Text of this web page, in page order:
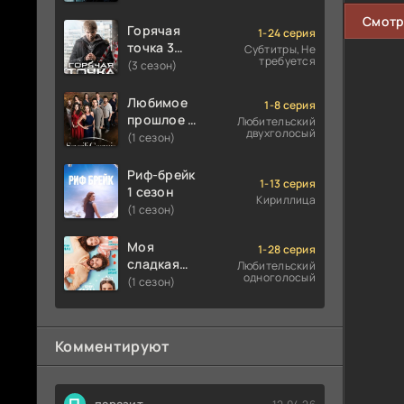
Горячая
точка 3
сезон
(3 сезон)
1-24 серия
Субтитры, Не
требуется
Любимое
прошлое 1
сезон
(1 сезон)
1-8 серия
Любительский
двухголосый
Риф-брейк
1 сезон
(1 сезон)
1-13 серия
Кириллица
Моя
сладкая
ложь 1
(1 сезон)
1-28 серия
Любительский
одноголосый
Комментируют